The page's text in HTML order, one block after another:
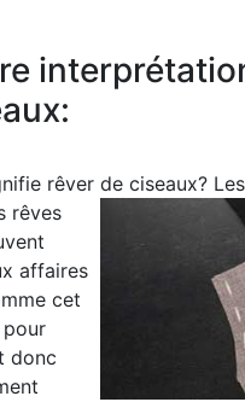
rêver de ciseaux?
rêves
affaires
cet
donc